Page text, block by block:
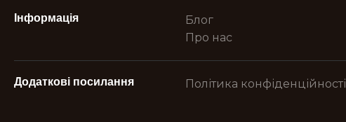
Інформація
Блог
Про нас
Додаткові посилання Політика конфіденційності